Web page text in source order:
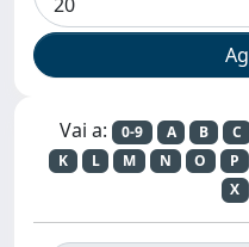
Vai a: 0-9 A B C
K
L M N O P
X